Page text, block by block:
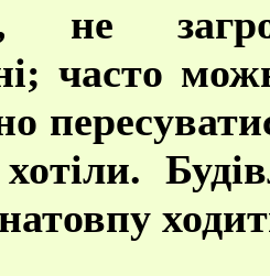
не
часто